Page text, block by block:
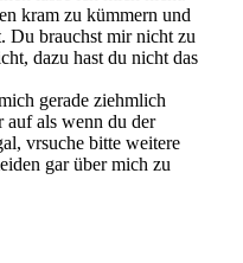
kram zu kümmern und
Du brauchst mir nicht zu
dazu hast du nicht das
gerade ziehmlich
auf als wenn du der
vrsuche bitte weitere
gar über mich zu